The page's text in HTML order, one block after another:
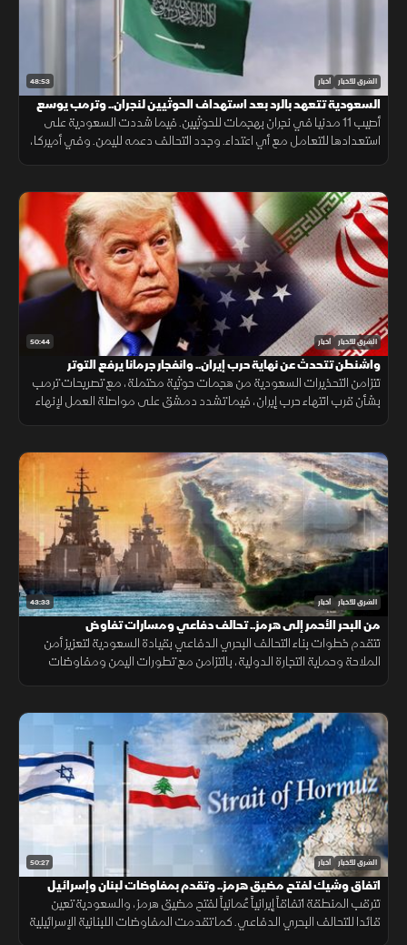
48:53 الشرق للأخبار أخبار
السعودية تتعهد بالرد بعد استهداف الحوثيين لنجران.. وترمب يوسع
قيود الجنسيةأصيب 11 مدنيا في نجران بهجمات للحوثيين. فيما شددت السعودية على
استعدادها للتعامل مع أي اعتداء. وجدد التحالف دعمه لليمن. وفي أميركا،
50:44 الشرق للأخبار أخبار
واشنطن تتحدث عن نهاية حرب إيران.. وانفجار جرمانا يرفع التوتر
تتزامن التحذيرات السعودية من هجمات حوثية محتملة، مع تصريحات ترمب
بشأن قرب انتهاء حرب إيران، فيما تشدد دمشق على مواصلة العمل لإنهاء
43:33 الشرق للأخبار أخبار
من البحر الأحمر إلى هرمز.. تحالف دفاعي ومسارات تفاوض
تتقدم خطوات بناء التحالف البحري الدفاعي بقيادة السعودية لتعزيز أمن
الملاحة وحماية التجارة الدولية، بالتزامن مع تطورات اليمن ومفاوضات
50:27 الشرق للأخبار أخبار
اتفاق وشيك لفتح مضيق هرمز.. وتقدم بمفاوضات لبنان وإسرائيل
تترقب المنطقة اتفاقاً إيرانياً عُمانياً لفتح مضيق هرمز، والسعودية تعين
قائدا للتحالف البحري الدفاعي. كما تقدمت المفاوضات اللبنانية الإسرائيلية